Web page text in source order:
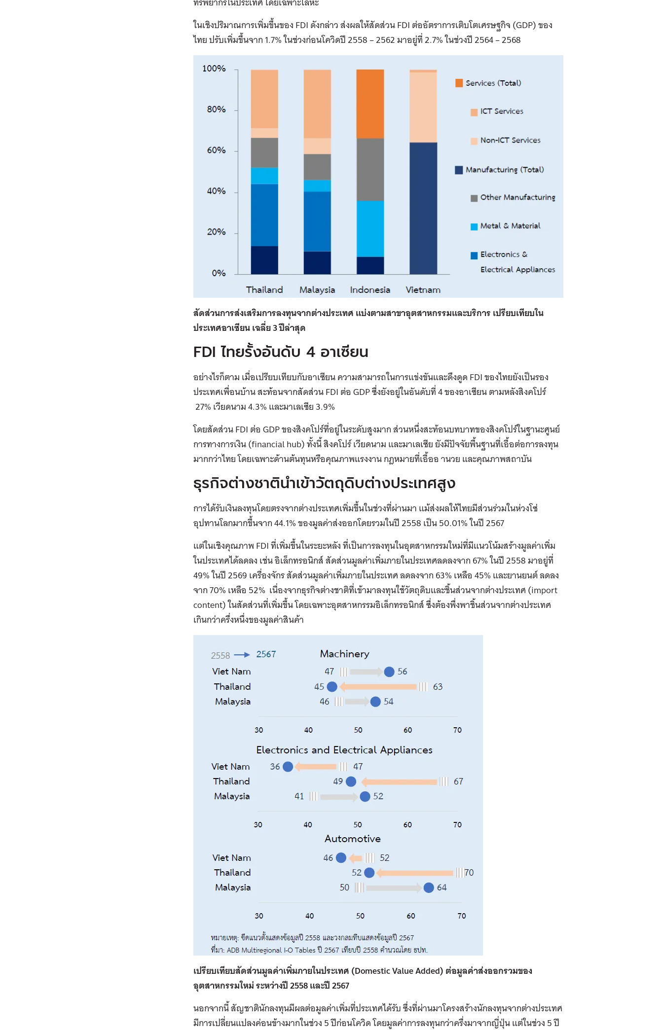
ในเชิงปริมาณการเพิ่มขึ้นของ FDI ดังกล่าว ส่งผลให้สัดส่วน FDI ต่ออัตราการเติบโตเศรษฐกิจ (GDP) ของ
ไทย ปรับเพิ่มขึ้นจาก 1.7% ในช่วงก่อนโควิดปี 2558 – 2562 มาอยู่ที่ 2.7% ในช่วงปี2564 – 2568
สัดส่วนการส่งเสริมการลงทุนจากต่างประเทศ แบ่งตามสาขาอุตสาหกรรมและบริการ เปรียบเทียบใน
ประเทศอาเซียน เฉลี่ย 3 ปีล่าสุด
FDI ไทยรั้งอันดับ 4 อาเซียน
อย่างไรก็ตาม เมื่อเปรียบเทียบกับอาเซียน ความสามารถในการแข่งขันและดึงดูด FDI ของไทยยังเป็นรอง
ประเทศเพื่อนบ้าน สะท้อนจากสัดส่วน FDI ต่อ GDP ซึ่งยังอยู่ในอันดับที่ 4 ของอาเซียน ตามหลังสิงคโปร์
27% เวียดนาม 4.3% และมาเลเซีย 3.9%
โดยสัดส่วน FDI ต่อ GDP ของสิงคโปร์ที่อยู่ในระดับสูงมาก ส่วนหนึ่งสะท้อนบทบาทของสิงคโปร์ในฐานะศูนย์
การทางการเงิน (financial hub) ทั้งนี้ สิงคโปร์ เวียดนาม และมาเลเซีย ยังมีปัจจัยพื้นฐานที่เอื้อต่อการลงทุน
มากกว่าไทย โดยเฉพาะด้านต้นทุนหรือคุณภาพแรงงาน กฎหมายที่เอื้ออ านวย และคุณภาพสถาบัน
ธุรกิจต่างชาตินำเข้าวัตถุดิบต่างประเทศสูง
การได้รับเงินลงทุนโดยตรงจากต่างประเทศเพิ่มขึ้นในช่วงที่ผ่านมา แม้ส่งผลให้ไทยมีส่วนร่วมในห่วงโซ่
อุปทานโลกมากขึ้นจาก 44.1% ของมูลค่าส่งออกโดยรวมในปี 2558 เป็น 50.01% ในปี 2567
แต่ในเชิงคุณภาพ FDI ที่เพิ่มขึ้นในระยะหลัง ที่เป็นการลงทุนในอุตสาหกรรมใหม่ที่มีแนวโน้มสร้างมูลค่าเพิ่ม
ในประเทศได้ลดลง เช่น อิเล็กทรอนิกส์ สัดส่วนมูลค่าเพิ่มภายในประเทศลดลงจาก 67% ในปี 2558 มาอยู่ที่
49% ในปี 2569เครื่องจักร สัดส่วนมูลค่าเพิ่มภายในประเทศ ลดลงจาก 63% เหลือ 45% และยานยนต์ ลดลง
จาก 70% เหลือ 52% เนื่องจากธุรกิจต่างชาติที่เข้ามาลงทุนใช้วัตถุดิบและชิ้นส่วนจากต่างประเทศ (import
content) ในสัดส่วนที่เพิ่มขึ้น โดยเฉพาะอุตสาหกรรมอิเล็กทรอนิกส์ ซึ่งต้องพึ่งพาชิ้นส่วนจากต่างประเทศ
เกินกว่าครึ่งหนึ่งของมูลค่าสินค้า
เปรียบเทียบสัดส่วนมูลค่าเพิ่มภายในประเทศ (Domestic Value Added) ต่อมูลค่าส่งออกรวมของ
อุตสาหกรรมใหม่ ระหว่างปี 2558 และปี 2567
นอกจากนี้ สัญชาตินักลงทุนมีผลต่อมูลค่าเพิ่มที่ประเทศได้รับ ซึ่งที่ผ่านมาโครงสร้างนักลงทุนจากต่างประเทศ
มีการเปลี่ยนแปลงค่อนข้างมากในช่วง 5 ปีก่อนโควิด โดยมูลค่าการลงทุนกว่าครึ่งมาจากญี่ปุ่น แต่ในช่วง 5 ปี